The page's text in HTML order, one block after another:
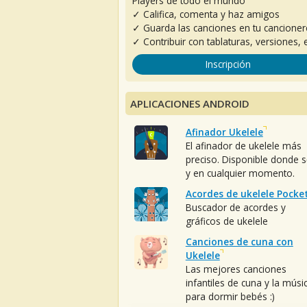
✓ Califica, comenta y haz amigos
✓ Guarda las canciones en tu
✓ Contribuir con tablaturas, versiones,
Inscripción
APLICACIONES ANDROID
Afinador Ukelele
El afinador de ukelele más
preciso. Disponible donde
y en cualquier momento.
Acordes de ukelele
Buscador de acordes y
gráficos de ukelele
Canciones de cuna con
Ukelele
Las mejores canciones
infantiles de cuna y la
para dormir bebés :)